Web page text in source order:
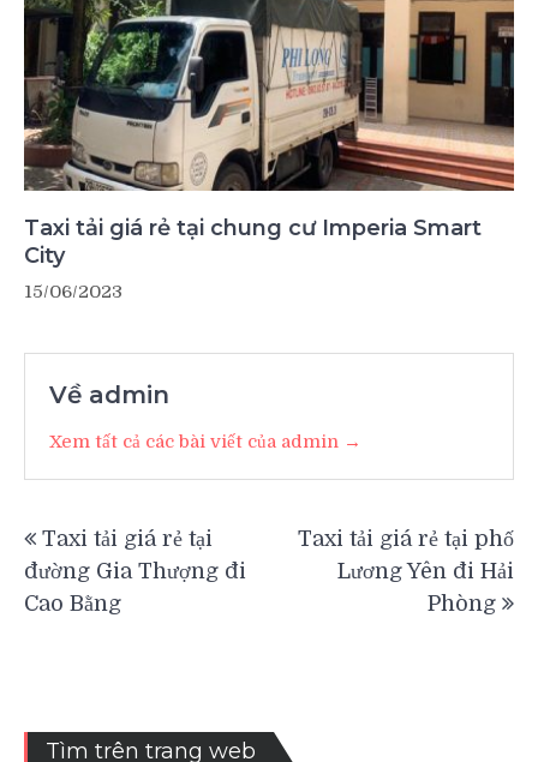
Taxi tải giá rẻ tại chung cư Imperia Smart
City
15/06/2023
Về admin
Xem tất cả các bài viết của admin →
hướng
bài
Taxi tải giá rẻ tại
đường Gia Thượng đi
Cao Bằng
Taxi tải giá rẻ tại phố
Lương Yên đi Hải
Phòng
Tìm trên trang web